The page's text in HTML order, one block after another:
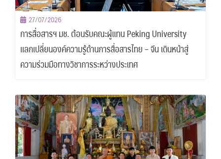
27/07/2026
การสื่อสารฯ มช. ต้อนรับคณะผู้แทน Peking University
แลกเปลี่ยนองค์ความรู้ด้านการสื่อสารไทย – จีน เดินหน้าสู่
ความร่วมมือทางวิชาการระหว่างประเทศ